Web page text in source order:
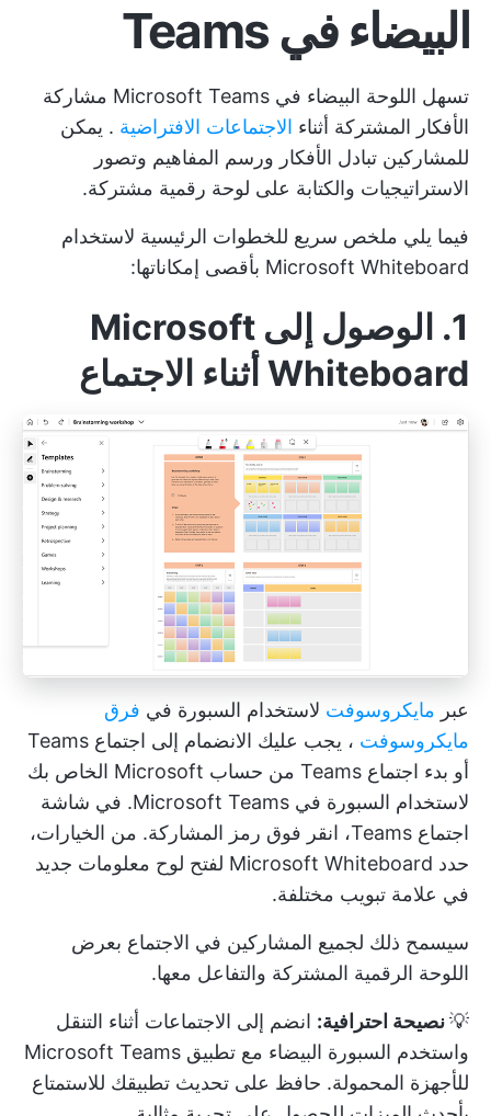
البيضاء في Teams
تسهل اللوحة البيضاء في Microsoft Teams مشاركة
الأفكار المشتركة أثناء الاجتماعات الافتراضية . يمكن
للمشاركين تبادل الأفكار ورسم المفاهيم وتصور
الاستراتيجيات والكتابة على لوحة رقمية مشتركة.
فيما يلي ملخص سريع للخطوات الرئيسية لاستخدام
Microsoft Whiteboard بأقصى إمكاناتها:
1. الوصول إلى Microsoft
Whiteboard أثناء الاجتماع
عبر مايكروسوفت لاستخدام السبورة في فرق
مايكروسوفت
، يجب عليك الانضمام إلى اجتماع Teams
أو بدء اجتماع Teams من حساب Microsoft الخاص بك
لاستخدام السبورة في Microsoft Teams. في شاشة
اجتماع Teams، انقر فوق رمز المشاركة. من الخيارات،
حدد Microsoft Whiteboard لفتح لوح معلومات جديد
في علامة تبويب مختلفة.
سيسمح ذلك لجميع المشاركين في الاجتماع بعرض
اللوحة الرقمية المشتركة والتفاعل معها.
💡نصيحة احترافية: انضم إلى الاجتماعات أثناء التنقل
واستخدم السبورة البيضاء مع تطبيق Microsoft Teams
للأجهزة المحمولة. حافظ على تحديث تطبيقك للاستمتاع